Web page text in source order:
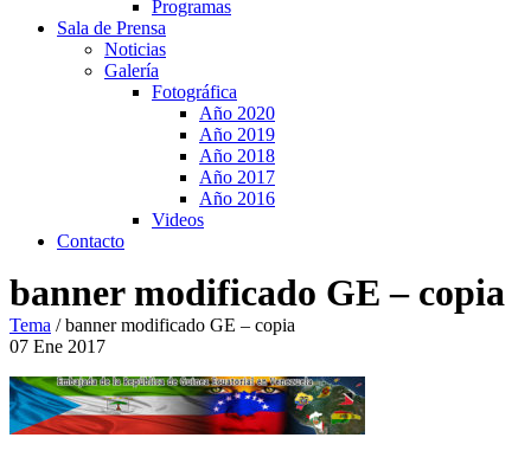
Programas
Sala de Prensa
Noticias
Galería
Fotográfica
Año 2020
Año 2019
Año 2018
Año 2017
Año 2016
Videos
Contacto
banner modificado GE – copia
Tema /banner modificado GE – copia
07 Ene 2017